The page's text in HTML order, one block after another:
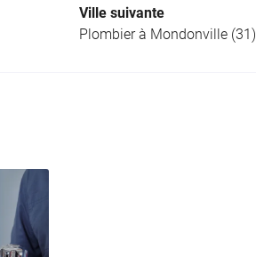
Ville suivante
Plombier à Mondonville (31)